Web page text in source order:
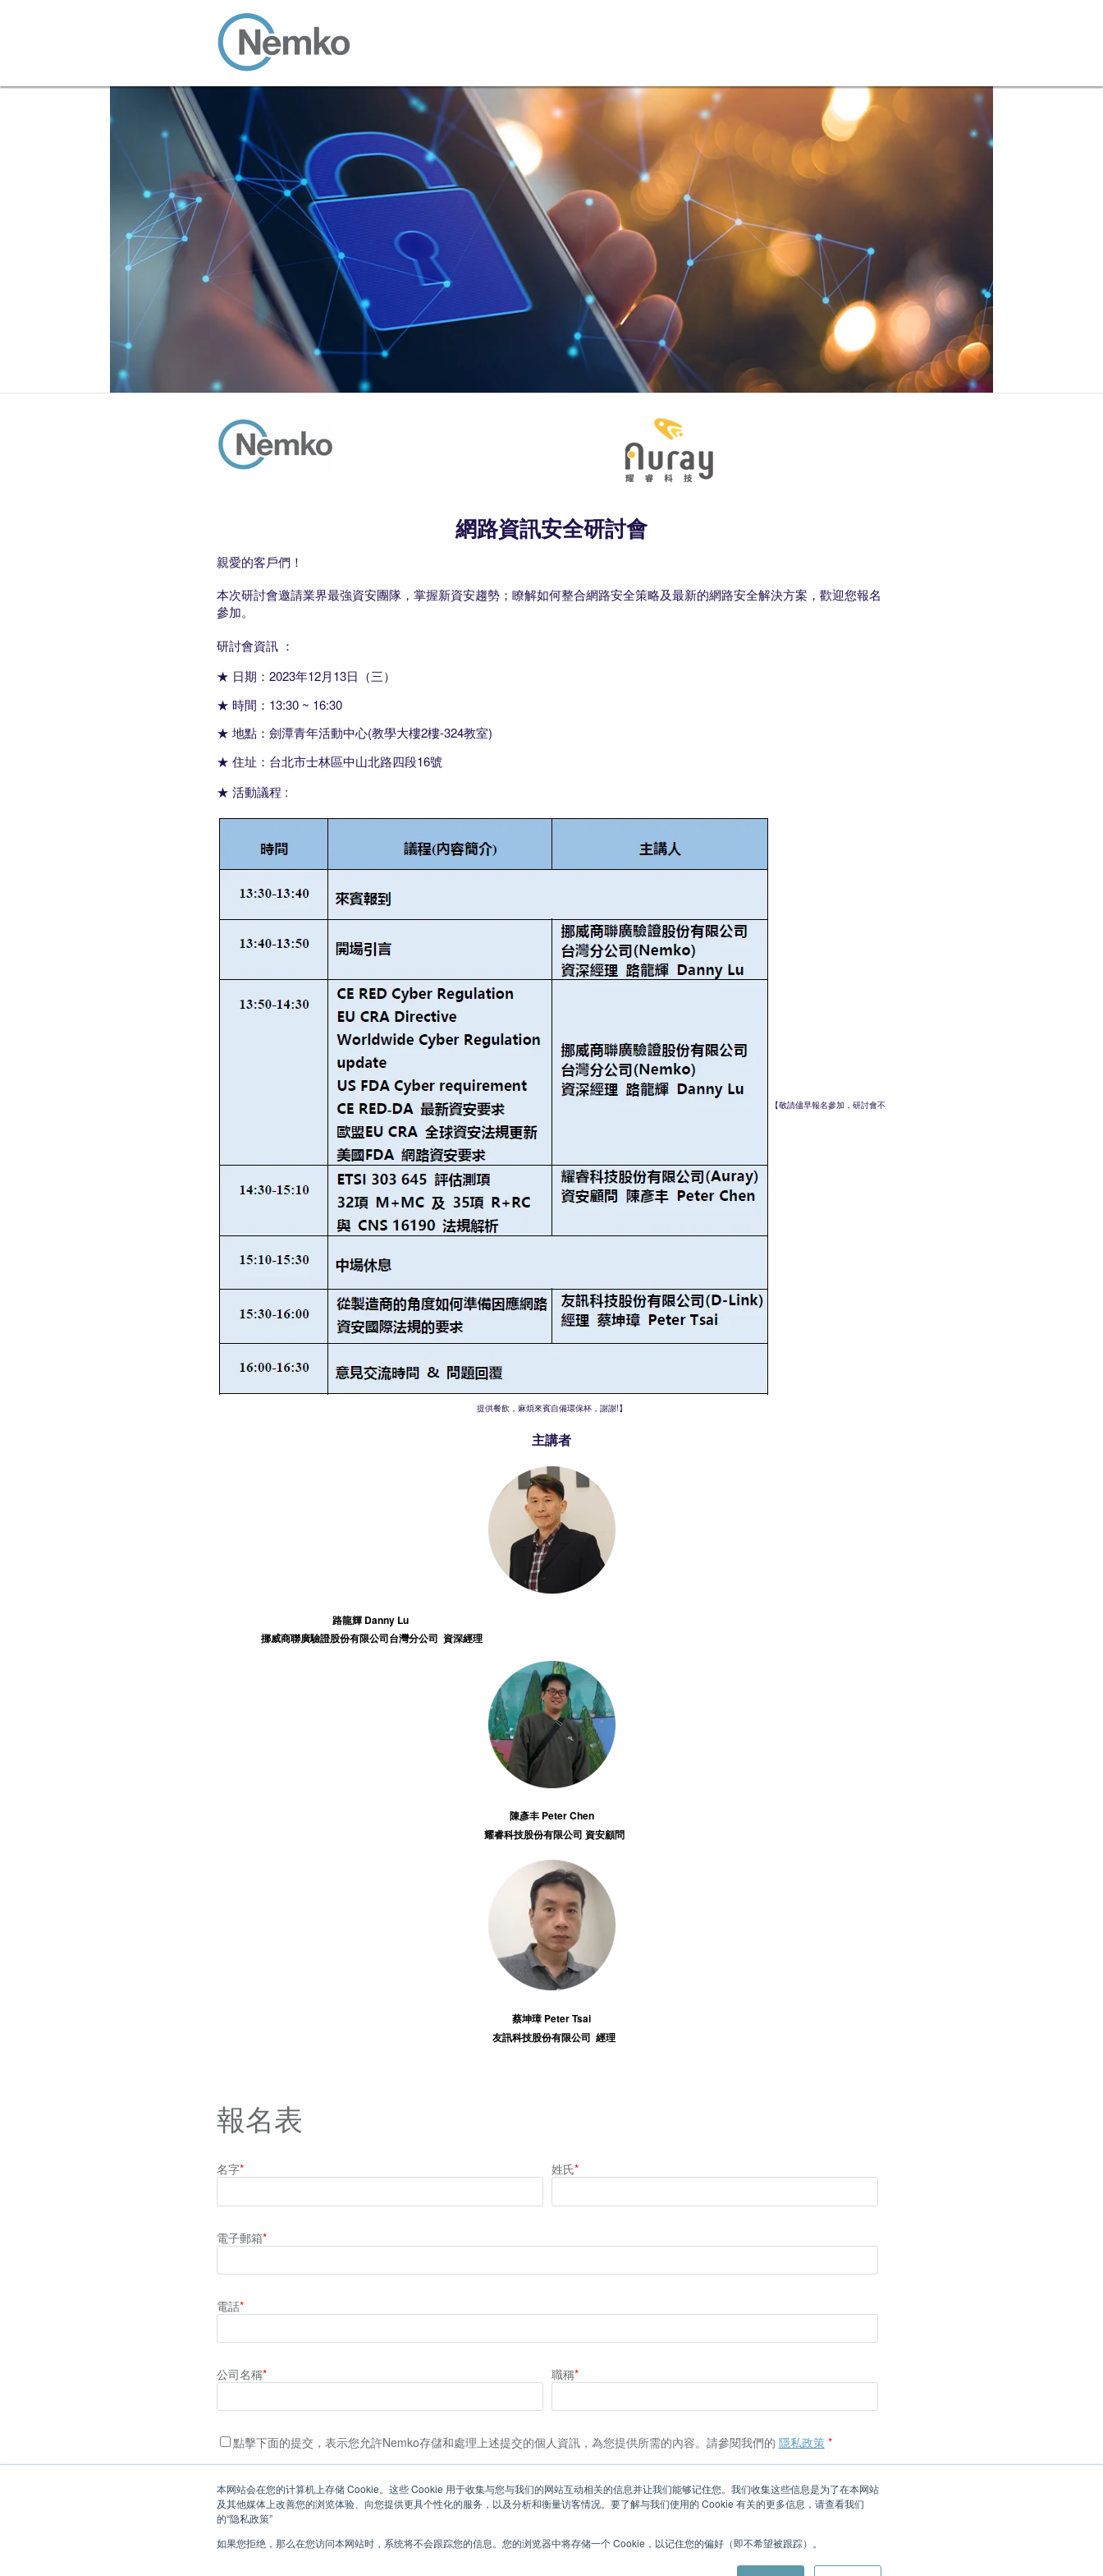
本网站会在您的计算机上存储 Cookie。这些 Cookie 用于收集与您与我们的网站互动相关的信息并让我们能够记住您。我们收集这些信息是为了在本网站
及其他媒体上改善您的浏览体验、向您提供更具个性化的服务，以及分析和衡量访客情况。要了解与我们使用的 Cookie 有关的更多信息，请查看我们
的“隐私政策”
如果您拒绝，那么在您访问本网站时，系统将不会跟踪您的信息。您的浏览器中将存储一个 Cookie，以记住您的偏好（即不希望被跟踪）。
網路資訊安全研討會
親愛的客戶們！
本次研討會邀請業界最強資安團隊，掌握新資安趨勢；瞭解如何整合網路安全策略及最新的網路安全解決方案 ，歡迎您報名
參加。
研討會資訊 ：
★ 日期：2023年12月13日（三）
★ 時間： 13:30 ~ 16:30
★ 地點： 劍潭青年活動中心(教學大樓2樓-324教室)
★ 住址： 台北市士林區中山北路四段16號
★ 活動議程 :
【敬請儘早報名參加，研討會不
提供餐飲，麻煩來賓自備環保杯，謝謝!】
主講者
路龍輝 Danny Lu
挪威商聯廣驗證股份有限公司台灣分公司 資深經理
陳彥丰 Peter Chen
耀睿科技股份有限公司 資安顧問
蔡坤璋 Peter Tsai
友訊科技股份有限公司 經理
報名表
名字* 姓氏*
電子郵箱*
電話*
公司名稱* 職稱*
點擊下面的提交，表示您允許Nemko存儲和處理上述提交的個人資訊，為您提供所需的內容。請參閱我們的 隱私政策 *
Top